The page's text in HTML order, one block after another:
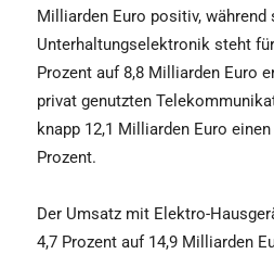
Milliarden Euro positiv,
Unterhaltungselektronik steht
Prozent auf 8,8 Milliarden Euro
privat genutzten
knapp 12,1 Milliarden Euro
Prozent.
Der Umsatz mit Elektro-
4,7 Prozent auf 14,9 Milliarden